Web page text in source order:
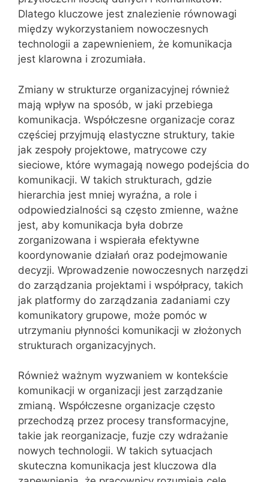
Dlatego kluczowe jest znalezienie równowagi
między wykorzystaniem nowoczesnych
technologii a zapewnieniem, że komunikacja
jest klarowna i zrozumiała.
Zmiany w strukturze organizacyjnej również
mają wpływ na sposób, w jaki przebiega
komunikacja. Współczesne organizacje coraz
częściej przyjmują elastyczne struktury, takie
jak zespoły projektowe, matrycowe czy
sieciowe, które wymagają nowego podejścia do
komunikacji. W takich strukturach, gdzie
hierarchia jest mniej wyraźna, a role i
odpowiedzialności są często zmienne, ważne
jest, aby komunikacja była dobrze
zorganizowana i wspierała efektywne
koordynowanie działań oraz podejmowanie
decyzji. Wprowadzenie nowoczesnych narzędzi
do zarządzania projektami i współpracy, takich
jak platformy do zarządzania zadaniami czy
komunikatory grupowe, może pomóc w
utrzymaniu płynności komunikacji w złożonych
strukturach organizacyjnych.
Również ważnym wyzwaniem w kontekście
komunikacji w organizacji jest zarządzanie
zmianą. Współczesne organizacje często
przechodzą przez procesy transformacyjne,
takie jak reorganizacje, fuzje czy wdrażanie
nowych technologii. W takich sytuacjach
skuteczna komunikacja jest kluczowa dla